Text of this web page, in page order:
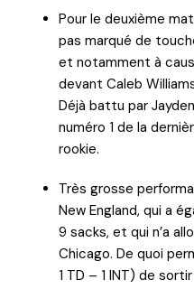
Pour le deuxième
pas marqué de
et notamment à
devant Caleb
Déjà battu par
numéro 1 de la
rookie.
Très grosse
New England, qui a
9 sacks, et qui n’a
Chicago. De quoi
1 TD – 1 INT) de